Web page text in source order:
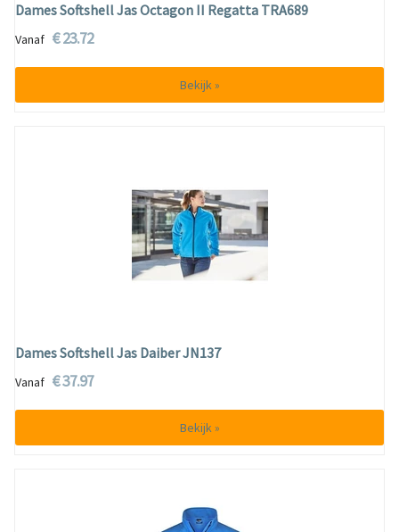
Dames Softshell Jas Octagon II Regatta TRA689
Vanaf € 23.72
Bekijk »
Dames Softshell Jas Daiber JN137
Vanaf € 37.97
Bekijk »